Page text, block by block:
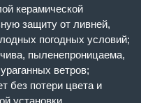
керамической
защиту от ливней,
погодных условий;
пыленепроницаема,
ветров;
без потери цвета и